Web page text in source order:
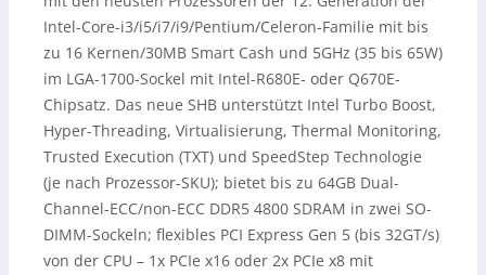
Intel-Core-i3/i5/i7/i9/Pentium/Celeron-Familie mit bis
zu 16 Kernen/30MB Smart Cash und 5GHz (35 bis 65W)
im LGA-1700-Sockel mit Intel-R680E- oder Q670E-
Chipsatz. Das neue SHB unterstützt Intel Turbo Boost,
Hyper-Threading, Virtualisierung, Thermal Monitoring,
Trusted Execution (TXT) und SpeedStep Technologie
(je nach Prozessor-SKU); bietet bis zu 64GB Dual-
Channel-ECC/non-ECC DDR5 4800 SDRAM in zwei SO-
DIMM-Sockeln; flexibles PCI Express Gen 5 (bis 32GT/s)
von der CPU – 1x PCIe x16 oder 2x PCIe x8 mit